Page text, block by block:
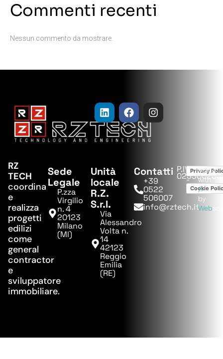
Commenti recenti
Nessun commento da mostrare.
RZ
TECH
coordina
e
realizza
progetti
edilizi
come
general
contractor
e
sviluppatore
immobiliare.
Sede
Legale
P.zza
Virgilio
n. 4
20123
Milano
(MI)
Unità
locale
R.Z.
S.r.l.
Via
Alessandro
Volta n.
14
42123
Reggio
Emilia
(RE)
Contatti
+39
0522
506007
info@rztech.it
P.IVA:Privacy
-
Cookie
Made
with
/>
by
Web